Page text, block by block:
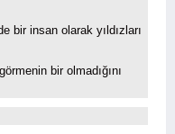
bir insan olarak yıldızları
bir olmadığını